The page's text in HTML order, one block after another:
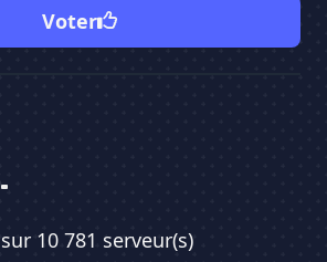
Voter
10 781 serveur(s)